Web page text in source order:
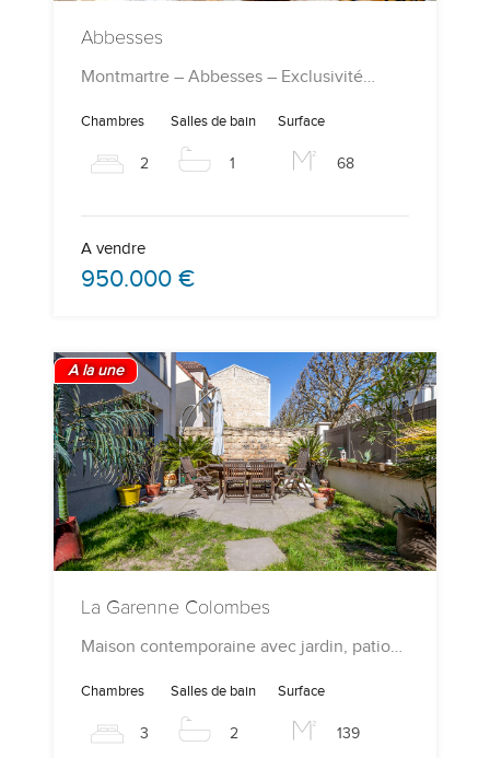
Abbesses
Montmartre – Abbesses – Exclusivité…
Chambres
2
Salles de bain
1
Surface
68
A vendre
950.000 €
A la une
La Garenne Colombes
Maison contemporaine avec jardin, patio…
Chambres
3
Salles de bain
2
Surface
139